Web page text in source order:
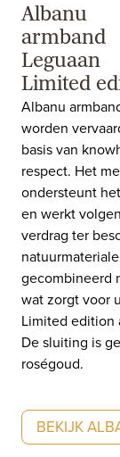
Albanu
armband
Leguaan
Limited
Albanu
worden
basis van
respect. Het
ondersteunt
en werkt
verdrag ter
gecombineerd
wat zorgt voor
Limited edition
De sluiting is
roségoud.
BEKIJK